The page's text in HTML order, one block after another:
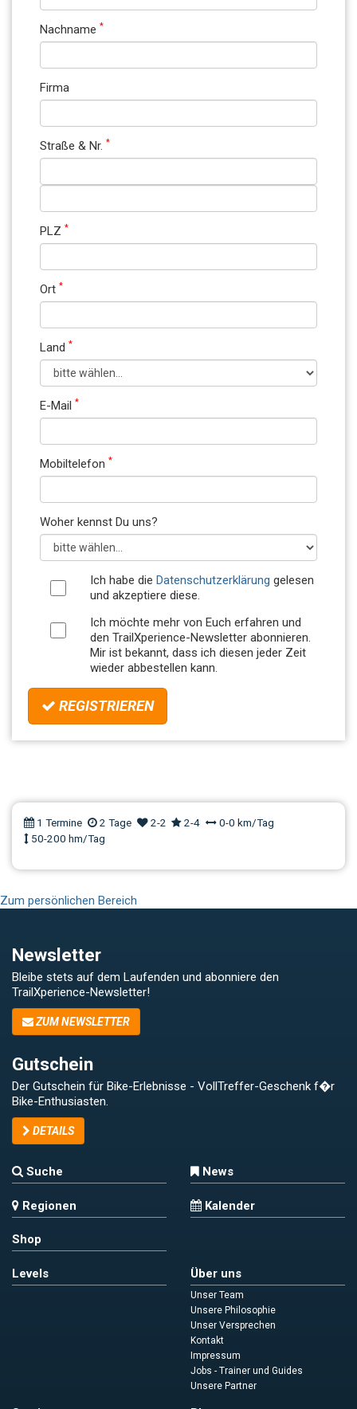
Nachname *
Firma
Straße & Nr. *
PLZ *
Ort *
Land *
E-Mail *
Mobiltelefon *
Woher kennst Du uns?
Ich habe die Datenschutzerklärung gelesen
und akzeptiere diese.
Ich möchte mehr von Euch erfahren und
den TrailXperience-Newsletter abonnieren.
Mir ist bekannt, dass ich diesen jeder Zeit
wieder abbestellen kann.
REGISTRIEREN
Workshop | TrailTechniken - mit
FLOW über
1 Termine 2 Tage 2-2 2-4
0-0 km/Tag
50-200 hm/Tag
Zum persönlichen Bereich
Newsletter
Bleibe stets auf dem Laufenden und abonniere den
TrailXperience-Newsletter!
ZUM NEWSLETTER
Gutschein
Der Gutschein für Bike-Erlebnisse - VollTreffer-Geschenk f�r
Bike-Enthusiasten.
DETAILS
Suche News
Regionen Kalender
Shop
Levels Über uns
Unser Team
Unsere Philosophie
Unser Versprechen
Kontakt
Impressum
Jobs - Trainer und Guides
Unsere Partner